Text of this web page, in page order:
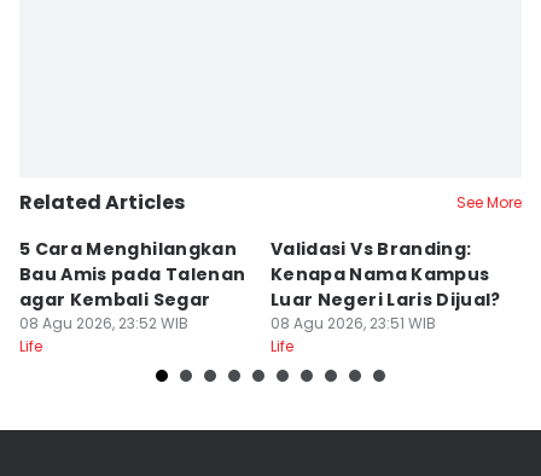
Related Articles See More
5 Cara Menghilangkan
Bau Amis pada Talenan
agar Kembali Segar
08 Agu 2026, 23:52 WIB
Life
Validasi Vs Branding:
Kenapa Nama Kampus
Luar Negeri Laris Dijual?
08 Agu 2026, 23:51 WIB
Life